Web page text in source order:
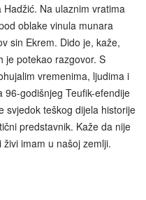
Na ulaznim vratima
oblake vinula munara
sin Ekrem. Dido je, kaže,
je potekao razgovor. S
vremenima, ljudima i
godišnjeg Teufik-efendije
svjedok teškog dijela historije
predstavnik. Kaže da nije
imam u našoj zemlji.